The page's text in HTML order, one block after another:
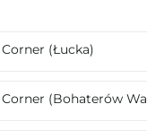
(Łucka)